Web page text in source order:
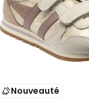
Nouveauté